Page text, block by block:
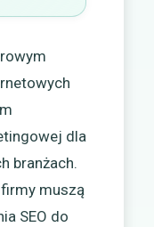
dla
branżach.
muszą
SEO do